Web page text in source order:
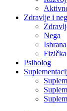
Zdravlje i
Nega
Ishrana
Psiholog